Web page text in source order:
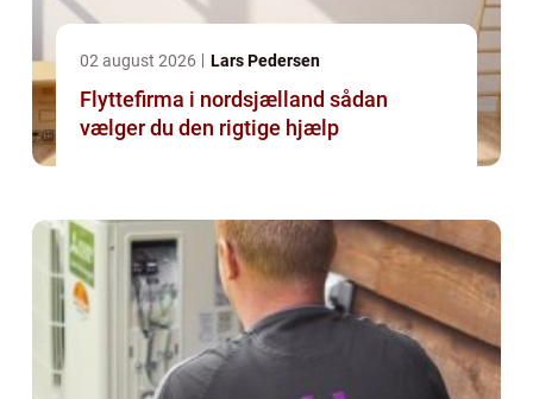
02 august 2026 Lars Pedersen
Flyttefirma i nordsjælland sådan
vælger du den rigtige hjælp